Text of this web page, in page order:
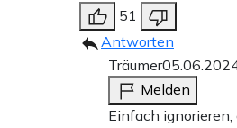
51
Antworten
Träumer
Melden
Einfach